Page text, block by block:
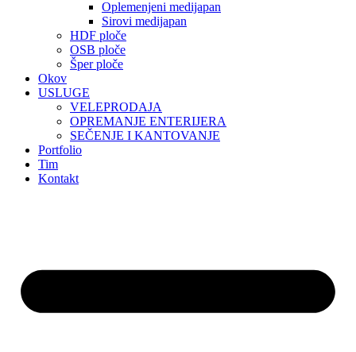
Oplemenjeni medijapan
Sirovi medijapan
HDF ploče
OSB ploče
Šper ploče
Okov
USLUGE
VELEPRODAJA
OPREMANJE ENTERIJERA
SEČENJE I KANTOVANJE
Portfolio
Tim
Kontakt